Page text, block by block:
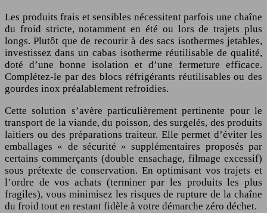
Les produits frais et sensibles nécessitent parfois une chaîne
du froid stricte, notamment en été ou lors de trajets plus
longs. Plutôt que de recourir à des sacs isothermes jetables,
investissez dans un cabas isotherme réutilisable de qualité,
doté d’une bonne isolation et d’une fermeture efficace.
Complétez-le par des blocs réfrigérants réutilisables ou des
gourdes inox préalablement refroidies.
Cette solution s’avère particulièrement pertinente pour le
transport de la viande, du poisson, des surgelés, des produits
laitiers ou des préparations traiteur. Elle permet d’éviter les
emballages « de sécurité » supplémentaires proposés par
certains commerçants (double ensachage, filmage excessif)
sous prétexte de conservation. En optimisant vos trajets et
l’ordre de vos achats (terminer par les produits les plus
fragiles), vous minimisez les risques de rupture de la chaîne
du froid tout en restant fidèle à votre démarche zéro déchet.